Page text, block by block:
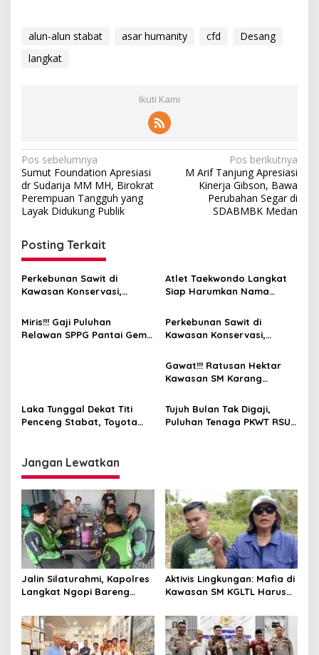
alun-alun stabat asar humanity cfd
Desang
langkat
Ikuti Kami
Navigasi
pos
Pos sebelumnya
Sumut Foundation Apresiasi
dr Sudarija MM MH, Birokrat
Perempuan Tangguh yang
Layak Didukung Publik
Pos berikutnya
M Arif Tanjung Apresiasi
Kinerja Gibson, Bawa
Perubahan Segar di
SDABMBK Medan
Posting Terkait
Perkebunan Sawit di
Kawasan Konservasi,
Atlet Taekwondo Langkat
Siap Harumkan Nama
Internasional G2 Asian
Miris!!! Gaji Puluhan
Relawan SPPG Pantai Gemi
Perkebunan Sawit di
Kawasan Konservasi,
Gawat!!! Ratusan Hektar
Kawasan SM Karang
Laut Disulap Jadi Kebun
Sawit
Laka Tunggal Dekat Titi
Penceng Stabat, Toyota
Tujuh Bulan Tak Digaji,
Puluhan Tenaga PKWT RSU
Jangan Lewatkan
Jalin Silaturahmi, Kapolres
Langkat Ngopi Bareng
Aktivis Lingkungan: Mafia di
Kawasan SM KGLTL Harus